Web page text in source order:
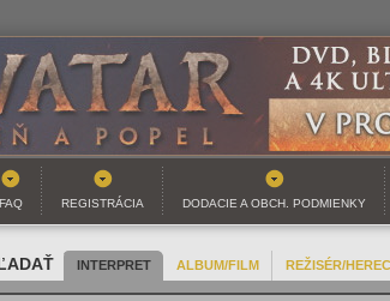
FAQ REGISTRÁCIA DODACIE A OBCH. PODMIENKY
INTERPRET ALBUM/FILM REŽISÉR/HEREC